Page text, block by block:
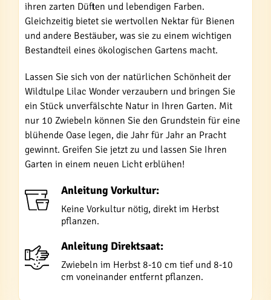
ihren zarten Düften und lebendigen Farben.
Gleichzeitig bietet sie wertvollen Nektar für Bienen
und andere Bestäuber, was sie zu einem wichtigen
Bestandteil eines ökologischen Gartens macht.
Lassen Sie sich von der natürlichen Schönheit der
Wildtulpe Lilac Wonder verzaubern und bringen Sie
ein Stück unverfälschte Natur in Ihren Garten. Mit
nur 10 Zwiebeln können Sie den Grundstein für eine
blühende Oase legen, die Jahr für Jahr an Pracht
gewinnt. Greifen Sie jetzt zu und lassen Sie Ihren
Garten in einem neuen Licht erblühen!
Anleitung Vorkultur:
Keine Vorkultur nötig, direkt im Herbst
pflanzen.
Anleitung Direktsaat:
Zwiebeln im Herbst 8-10 cm tief und 8-10
cm voneinander entfernt pflanzen.